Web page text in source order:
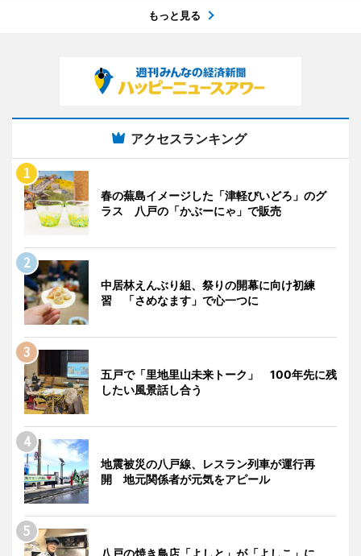
もっと見る
アクセスランキング
春の蕪島イメージした「津軽びいどろ」のグ
ラス 八戸の「かぶーにゃ」で販売
中居林えんぶり組、祭りの開幕に向け初練
習 「さめなます」で心一つに
五戸で「里地里山未来トーク」 100年先に残
したい風景話し合う
地震被災の八戸線、レスラン列車が運行再
開 地元関係者が元気をアピール
八戸の焼き鳥店「よしと」が「よしこ」に